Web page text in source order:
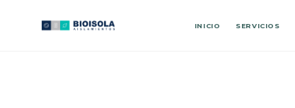
INICIO SERVICIOS